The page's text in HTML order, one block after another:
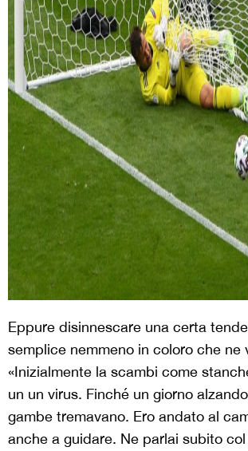
Eppure disinnescare una certa
semplice nemmeno in coloro che ne
«Inizialmente la scambi come
un un virus. Finché un giorno
gambe tremavano. Ero andato al
anche a guidare. Ne parlai subito